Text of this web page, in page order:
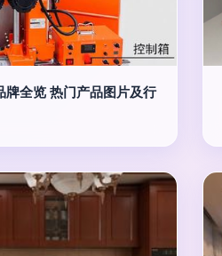
牌全览 热门产品图片及行